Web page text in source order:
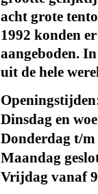
acht grote
1992 konden
aangeboden.
uit de hele
Dinsdag en
Donderdag t/
Maandag
Vrijdag vanaf